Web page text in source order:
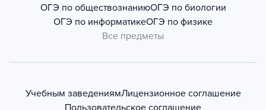
ОГЭ по обществознаниюОГЭ по биологии
ОГЭ по информатикеОГЭ по физике
Все предметы
Учебным заведениямЛицензионное соглашение
Пользовательское соглашение